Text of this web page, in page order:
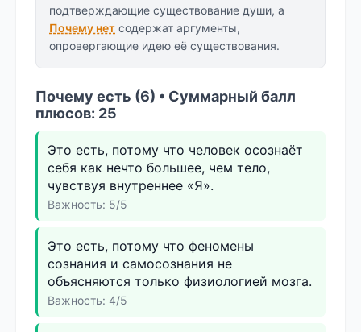
подтверждающие существование души, а
Почему нет содержат аргументы,
опровергающие идею её существования.
Почему есть (6) • Суммарный балл
плюсов: 25
Это есть, потому что человек осознаёт
себя как нечто большее, чем тело,
чувствуя внутреннее «Я».
Важность: 5/5
Это есть, потому что феномены
сознания и самосознания не
объясняются только физиологией мозга.
Важность: 4/5